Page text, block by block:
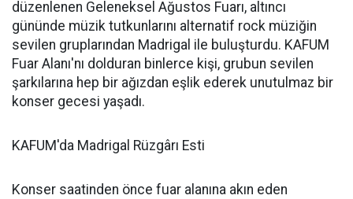
düzenlenen Geleneksel Ağustos Fuarı, altıncı
gününde müzik tutkunlarını alternatif rock müziğin
sevilen gruplarından Madrigal ile buluşturdu. KAFUM
Fuar Alanı'nı dolduran binlerce kişi, grubun sevilen
şarkılarına hep bir ağızdan eşlik ederek unutulmaz bir
konser gecesi yaşadı.
KAFUM'da Madrigal Rüzgârı Esti
Konser saatinden önce fuar alanına akın eden